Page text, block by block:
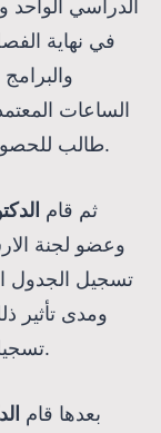
الدراسي
في نهاية
الساعات
طالب للحصول علي درجة البكالوريوس في التخصص.
ثم قام
وعضو لجنة
تسجيل الجدول
تسجيلها للطالب خلال الفصل الدراسي الواحد.
بعدها قام